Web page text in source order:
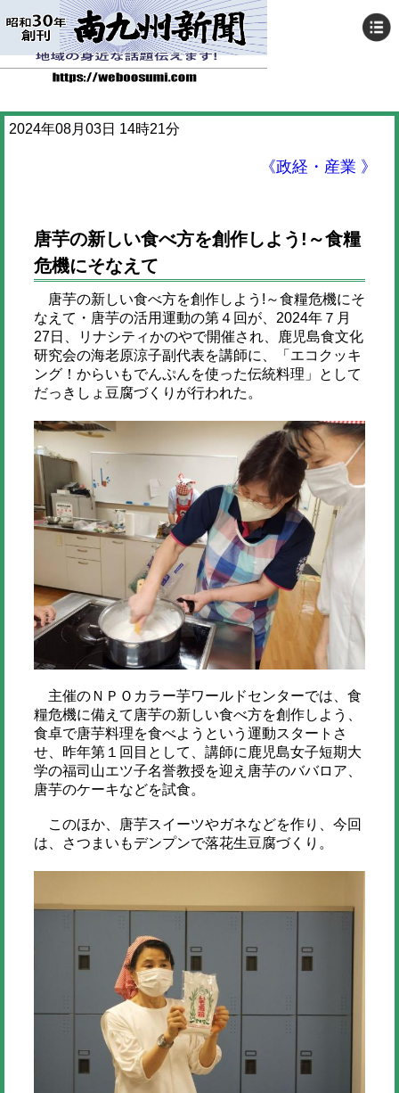
2024年08月03日 14時21分
《政経・産業 》
唐芋の新しい食べ方を創作しよう!～食糧
危機にそなえて
唐芋の新しい食べ方を創作しよう!～食糧危機にそ
なえて・唐芋の活用運動の第４回が、2024年７月
27日、リナシティかのやで開催され、鹿児島食文化
研究会の海老原涼子副代表を講師に、「エコクッキ
ング！からいもでんぷんを使った伝統料理」として
だっきしょ豆腐づくりが行われた。
主催のＮＰＯカラー芋ワールドセンターでは、食
糧危機に備えて唐芋の新しい食べ方を創作しよう、
食卓で唐芋料理を食べようという運動スタートさ
せ、昨年第１回目として、講師に鹿児島女子短期大
学の福司山エツ子名誉教授を迎え唐芋のババロア、
唐芋のケーキなどを試食。
このほか、唐芋スイーツやガネなどを作り、今回
は、さつまいもデンプンで落花生豆腐づくり。